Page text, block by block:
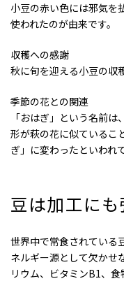
小豆の赤い色には邪気を
使われたのが由来です。
収穫への感謝
秋に旬を迎える小豆の収
季節の花との関連
「おはぎ」という名前
形が萩の花に似ているこ
ぎ」に変わったといわれ
豆は加工にも
世界中で常食されている
ネルギー源として欠かせ
リウム、ビタミンB1、食